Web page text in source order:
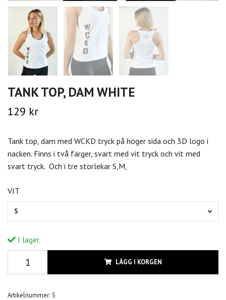
TANK TOP, DAM WHITE
129 kr
Tank top, dam med WCKD tryck på höger sida och 3D logo i
nacken. Finns i två färger, svart med vit tryck och vit med
svart tryck. Och i tre storlekar S,M,
VIT
S
I lager.
LÄGG I KORGEN
Artikelnummer: S